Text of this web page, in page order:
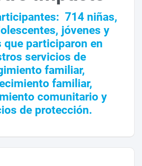
714 niñas,
jóvenes y
que participaron en
servicios de
familiar,
familiar,
comunitario y
de protección.